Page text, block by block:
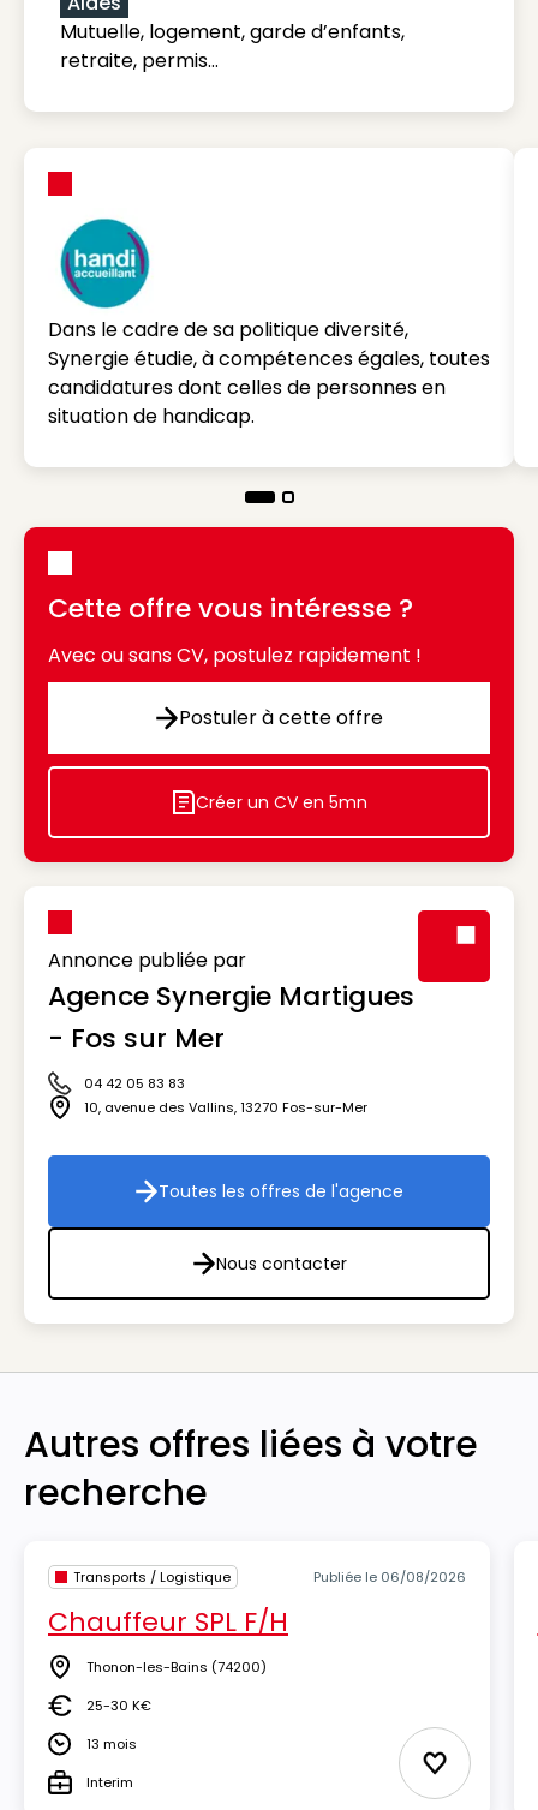
Mutuelle, logement, garde d’enfants,
retraite, permis…
Dans le cadre de sa politique diversité,
Synergie étudie, à compétences égales, toutes
candidatures dont celles de personnes en
situation de handicap.
Cette offre vous intéresse ?
Avec ou sans CV, postulez rapidement !
Postuler à cette offre
Postuler à cette offre
Icon decorative
Créer un CV en 5mn
Annonce publiée par
Agence Synergie Martigues
- Fos sur Mer
Icône téléphone
04 42 05 83 83
Icône adresse
10, avenue des Vallins,13270 Fos-sur-Mer
Toutes les offres de l'agence
Toutes les offres de l'agence
Nous contacter
Nous contacter
Autres offres liées à votre
recherche
Transports / Logistique Publiée le 06/08/2026
Chauffeur SPL F/H
Lieu Thonon-les-Bains (74200)
Salaire25-30 K€
Durée13 mois
TypeInterim Ajouter